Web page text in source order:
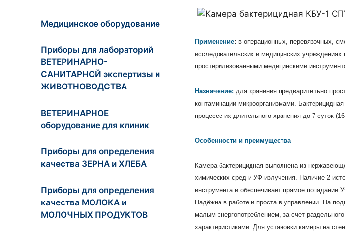
Применение: в операционных, перевязочных,
исследовательских и медицинских
простерилизованными медицинскими
Назначение: для хранения предварительно
контаминации микроорганизмами.
процессе их длительного хранения до 7 суток
Особенности и преимущества
Камера бактерицидная выполнена из
химических сред и УФ-излучения. Наличие 2
инструмента и обеспечивает прямое попадание
Надёжна в работе и проста в управлении. На
малым энергопотреблением, за счет
характеристиками. Для установки камеры на
Медицинское оборудование
Приборы для лабораторий
ВЕТЕРИНАРНО-
САНИТАРНОЙ экспертизы и
ЖИВОТНОВОДСТВА
ВЕТЕРИНАРНОЕ
оборудование для клиник
Приборы для определения
качества ЗЕРНА и ХЛЕБА
Приборы для определения
качества МОЛОКА и
МОЛОЧНЫХ ПРОДУКТОВ